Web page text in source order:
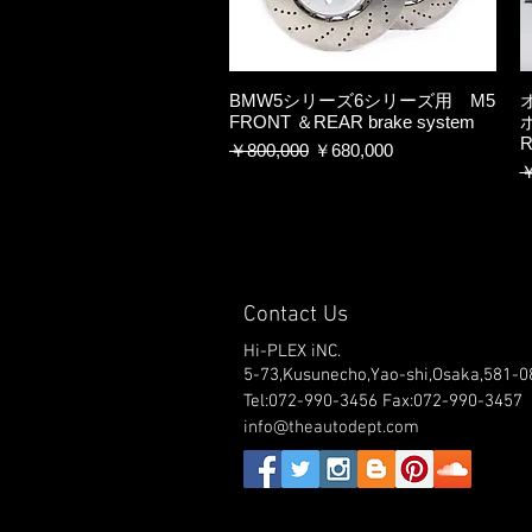
BMW5シリーズ6シリーズ用 M5
FRONT ＆REAR brake system
通常価格
￥800,000 セール価格
￥680,000
Contact Us
Hi-PLEX iNC.
5-73,Kusunecho,Yao-shi,Osaka,581-
Tel:072-990-3456 Fax:072-990-3457
info@theautodept.com